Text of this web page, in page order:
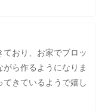
おり、お家でブロッ
ら作るようになりま
てきているようで嬉し